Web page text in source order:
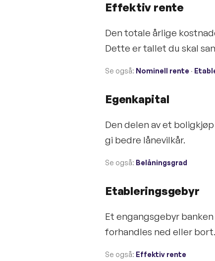
Effektiv rente
Den totale årlige
Dette er tallet du skal
Se også: Nominell rente ·
Egenkapital
Den delen av et
gi bedre lånevilkår.
Se også: Belåningsgrad
Etableringsgebyr
Et engangsgebyr
forhandles ned eller bort.
Se også: Effektiv rente